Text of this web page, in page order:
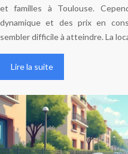
et familles à Toulouse.
dynamique et des prix en
sembler difficile à atteindre. La
Lire la suite